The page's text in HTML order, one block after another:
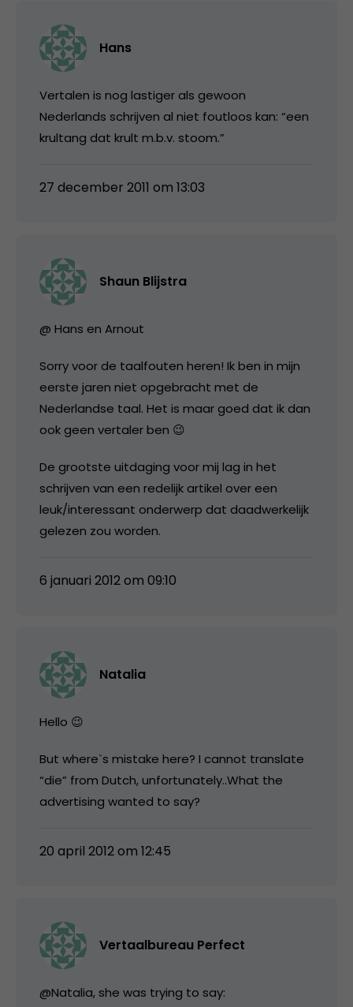
Hans
Vertalen is nog lastiger als gewoon
Nederlands schrijven al niet foutloos kan: “een
krultang dat krult m.b.v. stoom.”
27 december 2011 om 13:03
Shaun Blijstra
@ Hans en Arnout
Sorry voor de taalfouten heren! Ik ben in mijn
eerste jaren niet opgebracht met de
Nederlandse taal. Het is maar goed dat ik dan
ook geen vertaler ben 😉
De grootste uitdaging voor mij lag in het
schrijven van een redelijk artikel over een
leuk/interessant onderwerp dat daadwerkelijk
gelezen zou worden.
6 januari 2012 om 09:10
Natalia
Hello 😉
But where`s mistake here? I cannot translate
“die” from Dutch, unfortunately..What the
advertising wanted to say?
20 april 2012 om 12:45
Vertaalbureau Perfect
@Natalia, she was trying to say: